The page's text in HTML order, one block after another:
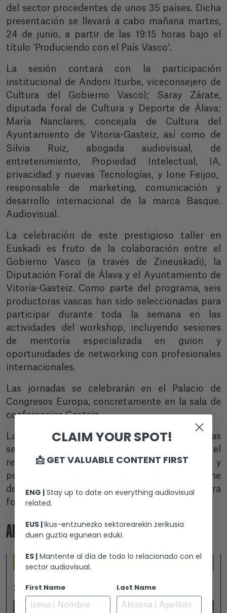
del sector procedentes de unos 35 países. Dicha
presentación se llevará a cabo mañana martes,
24 de junio, a partir de las 19:15 horas bajo el
título ‘Produciendo con el País Vasco’.
La sesión contará con la participación
institucional de Andoni Iturbe, viceconsejero de
Cultura del Gobierno Vasco); Saray Zárate,
diputada foral de Cultura y Deporte de Álava;
María Nanclares, concejala de Cultura del
Ayuntamiento de Vitoria-Gasteiz, así como de
Silvia Ruiz,
abogada audiovisual, de
entretenimiento, Propiedad Intelectual, IA,
privacidad y nuevas Tecnologías, y Ione Feijoo,
responsable de marketing, comunicación y
desarrollo internacional de la marca Basque.
Audiovisual.
La celebración de este prestigioso taller en
Euskadi es fruto de la colaboración entre el
Gobierno Vasco (a través de Zineuskadi), la
Diputación Foral de Álava y el Ayuntamiento de
Vitoria-Gasteiz. Como parte del programa, seis
productoras vascas han sido seleccionadas para
participar durante toda la semana en las
actividades del workshop, incluyendo sesiones
de mentoría especializada en guion y
oportunidades de networking con profesionales
internacionales.
Las jornadas se celebrarán en el Palacio de
Congresos Europa, concretamente en la sala de
conferencias Gasteiz.
La elección de Vitoria-Gasteiz como una de las
sedes de este encuentro internacional subraya el
reconocimiento a la calidad del cine vasco y
pone en valor el trabajo que se viene
desarrollando en los últimos años para
fortalecer el sector audiovisual en Euskadi.
ADICIONALMENTE
2026-07-25
CLAIM YOUR SPOT!
📩 GET VALUABLE CONTENT FIRST
ENG | Stay up to date on everything audiovisual
related.
EUS |Ikus-entzunezko sektorearekin zerikusia
duen guztia egunean eduki.
ES | Mantente al día de todo lo relacionado con el
sector audiovisual.
First Name Last Name